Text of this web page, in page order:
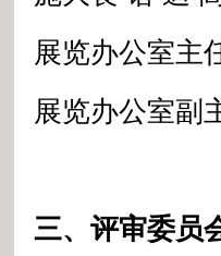
展览办公室主
展览办公室副
三、评审委员